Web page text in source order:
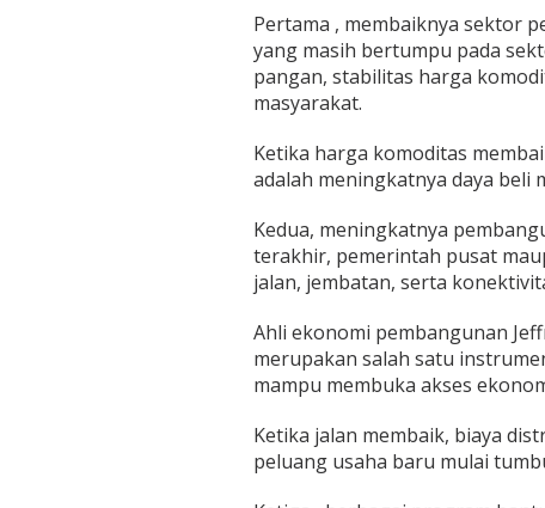
Pertama , membaiknya sektor
yang masih bertumpu pada
pangan, stabilitas harga
masyarakat.
Ketika harga komoditas
adalah meningkatnya daya beli
Kedua, meningkatnya
terakhir, pemerintah pusat
jalan, jembatan, serta
Ahli ekonomi pembangunan
merupakan salah satu
mampu membuka akses
Ketika jalan membaik, biaya
peluang usaha baru mulai